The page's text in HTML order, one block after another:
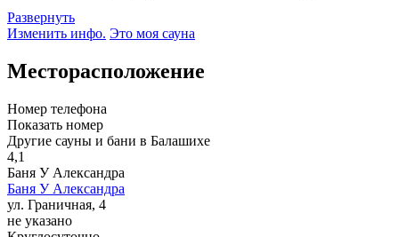
Развернуть
Изменить инфо. Это моя сауна
Месторасположение
Номер телефона
Показать номер
Другие сауны и бани в Балашихе
4,1
Баня У Александра
Баня У Александра
ул. Граничная, 4
не указано